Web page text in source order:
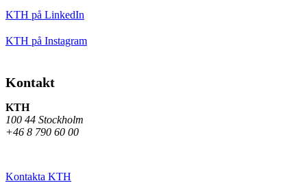
KTH på LinkedIn
KTH på Instagram
Kontakt
KTH
100 44 Stockholm
+46 8 790 60 00
Kontakta KTH